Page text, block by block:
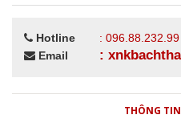
Hotline
:
Email
:
THÔNG